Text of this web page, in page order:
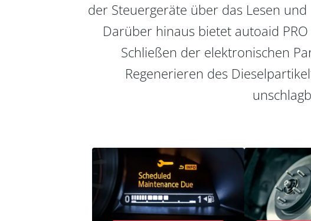
der Steuergeräte über das Lesen
Darüber hinaus bietet autoaid
Schließen der elektronischen
Regenerieren des